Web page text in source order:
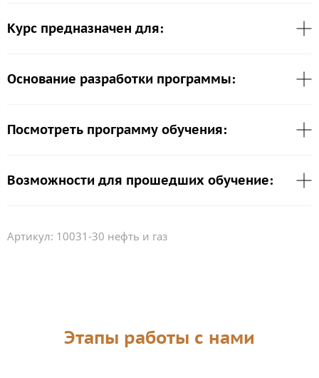
Курс предназначен для:
Основание разработки программы:
Посмотреть программу обучения:
Возможности для прошедших обучение:
Артикул: 10031-30 нефть и газ
Этапы работы с нами